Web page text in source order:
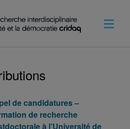
de candidatures –
de recherche
à l’Université de